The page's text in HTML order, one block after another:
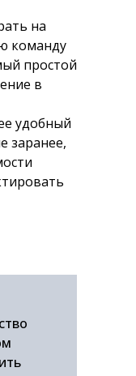
кейсы и
на
команду
простой
в
удобный
заранее,